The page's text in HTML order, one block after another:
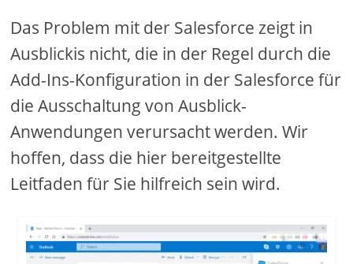
Das Problem mit der Salesforce zeigt in
Ausblickis nicht, die in der Regel durch die
Add-Ins-Konfiguration in der Salesforce für
die Ausschaltung von Ausblick-
Anwendungen verursacht werden. Wir
hoffen, dass die hier bereitgestellte
Leitfaden für Sie hilfreich sein wird.